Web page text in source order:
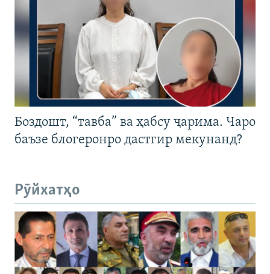
Боздошт, “тавба” ва ҳабсу ҷарима. Чаро
баъзе блогеронро дастгир мекунанд?
Рӯйхатҳо